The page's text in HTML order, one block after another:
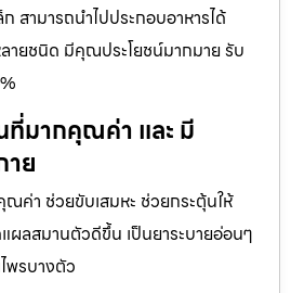
สามารถนำไปประกอบอาหารได้
ายชนิด มีคุณประโยชน์มากมาย รับ
มากคุณค่า และ มี
าย
ค่า ช่วยขับเสมหะ ช่วยกระตุ้นให้
ผลสมานตัวดีขึ้น เป็นยาระบายอ่อนๆ
พรบางตัว